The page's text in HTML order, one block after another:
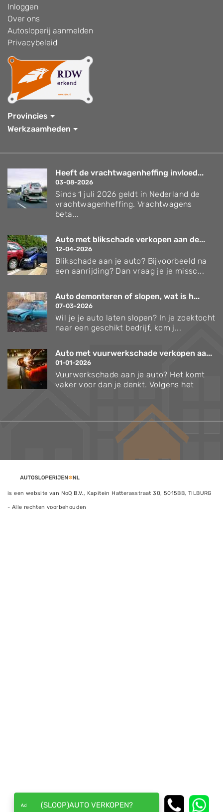
Inloggen
Over ons
Autosloperij aanmelden
Privacybeleid
Provincies
Werkzaamheden
Heeft de vrachtwagenheffing invloed...
03-08-2026
Sinds 1 juli 2026 geldt in Nederland de
vrachtwagenheffing. Vrachtwagens
beta...
Auto met blikschade verkopen aan de...
12-04-2026
Blikschade aan je auto? Bijvoorbeeld na
een aanrijding? Dan vraag je je missc...
Auto demonteren of slopen, wat is h...
07-03-2026
Wil je je auto laten slopen? In je zoektocht
naar een geschikt bedrijf, kom j...
Auto met vuurwerkschade verkopen aa...
01-01-2026
Vuurwerkschade aan je auto? Het komt
vaker voor dan je denkt. Volgens het
is een website van NoQ B.V., Kapitein Hatterasstraat 30, 5015BB, TILBURG
- Alle rechten voorbehouden
(SLOOP)AUTO VERKOPEN?